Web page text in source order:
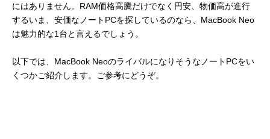
にはありません。RAM価格高騰だけでなく円安、物価高が進行
するいま、安価なノートPCを探しているのなら、MacBook Neo
は魅力的な1台と言えるでしょう。
以下では、MacBook NeoのライバルになりそうなノートPCをい
くつかご紹介します。ご参考にどうぞ。